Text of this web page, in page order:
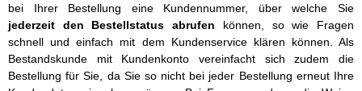
bei Ihrer Bestellung eine Kundennummer, über welche Sie
jederzeit den Bestellstatus abrufen können, so wie Fragen
schnell und einfach mit dem Kundenservice klären können. Als
Bestandskunde mit Kundenkonto vereinfacht sich zudem die
Bestellung für Sie, da Sie so nicht bei jeder Bestellung erneut Ihre